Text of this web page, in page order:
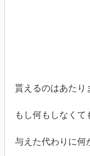
貰えるのはあたり
もし何もしなくて
与えた代わりに何